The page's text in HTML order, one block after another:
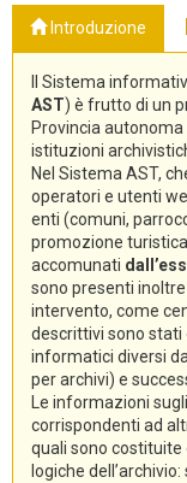
Introduzione
Il Sistema
AST) è frutto di un
Provincia
istituzioni
Nel Sistema AST,
operatori e utenti
enti (comuni,
promozione
accomunati
sono presenti
intervento, come
descrittivi sono
informatici diversi
per archivi) e
Le informazioni
corrispondenti ad
quali sono costituite
logiche